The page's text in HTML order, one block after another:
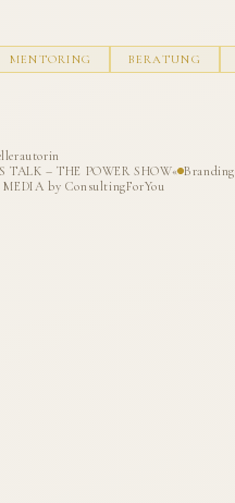
MENTORING BERATUNG
TALK – THE POWER SHOW«
by ConsultingForYou